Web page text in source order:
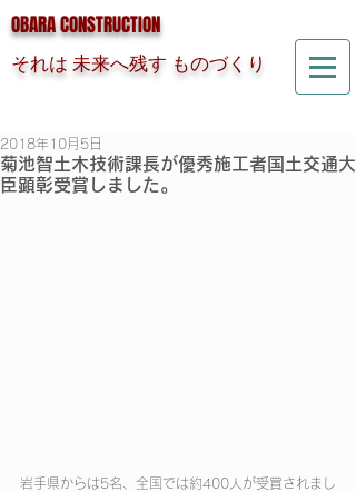
OBARA CONSTRUCTION
それは 未来へ残す ものづくり
菊池智土木技術課長が優秀施工者国土交通大
臣顕彰受賞しました。
2018年10月5日
岩手県からは5名、全国では約400人が受賞されまし